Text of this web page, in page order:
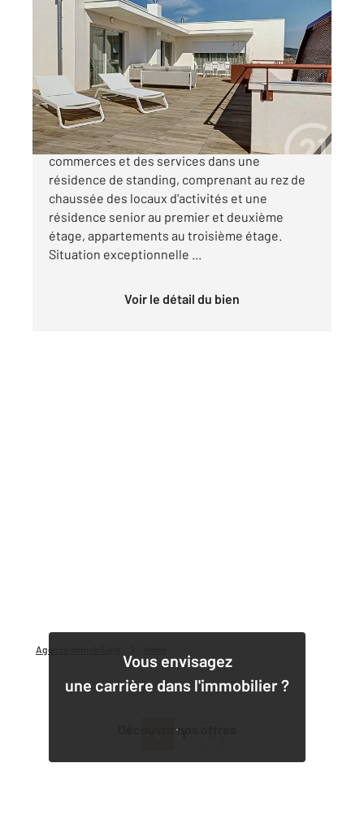
Agence immobilière
ALES 30
168,90 m2, 4 pièces
Ref : 6550
Appartement F4 à vendre
588 000 €
A quelques dizaines de mètres des premiers
commerces et des services dans une
résidence de standing, comprenant au rez de
chaussée des locaux d'activités et une
résidence senior au premier et deuxième
étage, appartements au troisième étage.
Situation exceptionnelle ...
Voir le détail du bien
Vous envisagez
une carrière dans l'immobilier ?
Découvrir nos offres